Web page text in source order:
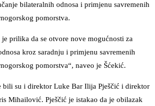
bilateralnih odnosa i primjenu savremenih
pomorstva.
je prilika da se otvore nove mogućnosti za
kroz saradnju i primjenu savremenih
pomorstva“, naveo je Šćekić.
bili su i direktor Luke Bar Ilija Pješčić i direktor
Mihailović. Pješčić je istakao da je obilazak